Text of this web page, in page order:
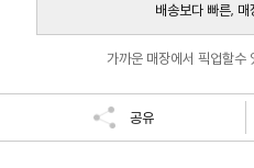
배송보다 빠른,
가까운 매장에서 픽업할수
공유